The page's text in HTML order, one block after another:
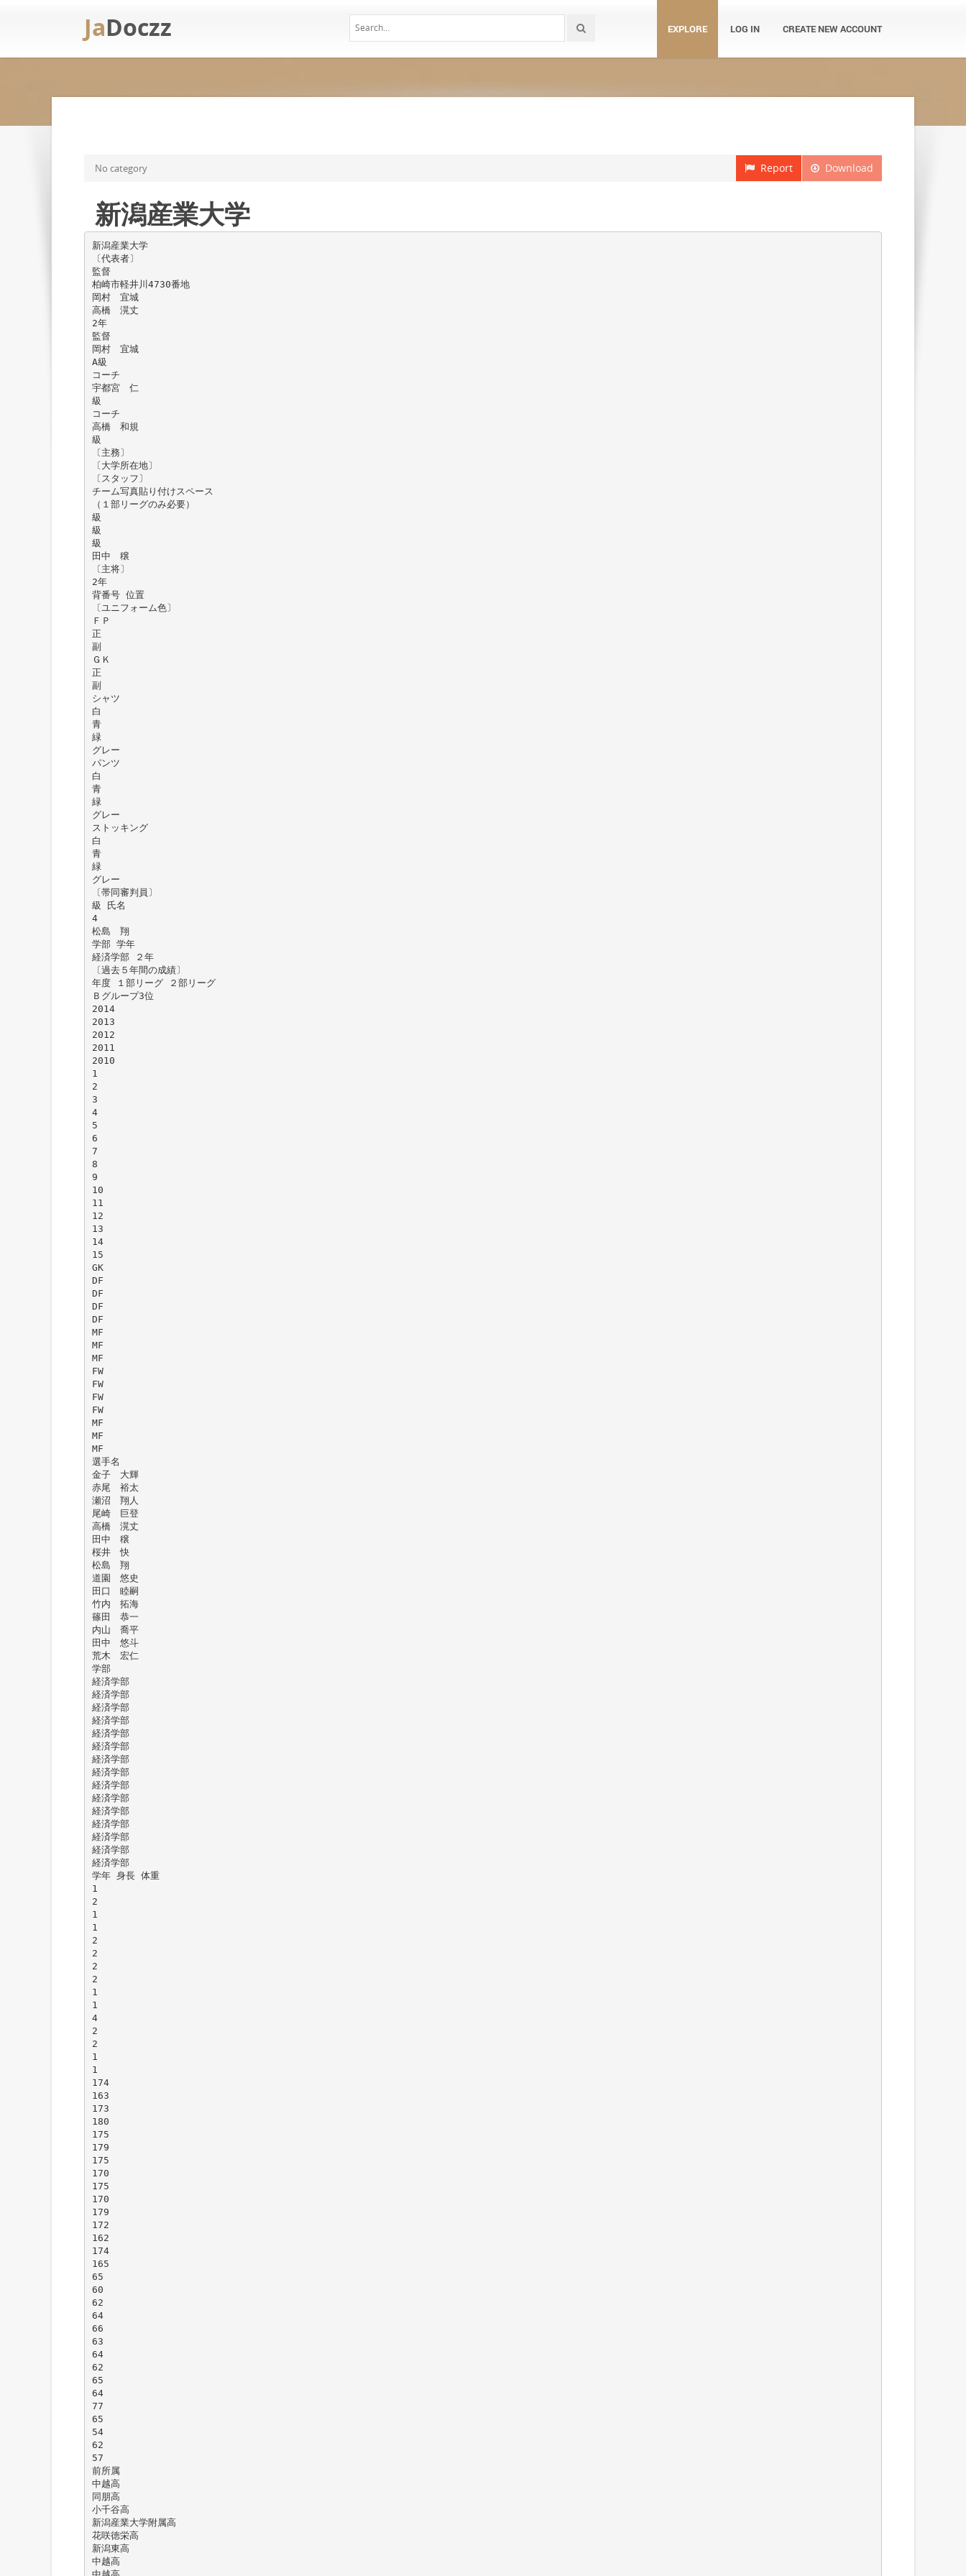
JaDoczz EXPLORE LOG IN CREATE NEW ACCOUNT
Download
Report
No category
新潟産業大学
新潟産業大学
〔代表者〕
監督
柏崎市軽井川4730番地
岡村 宜城
高橋 滉丈
2年
監督
岡村 宜城
A級
コーチ
宇都宮 仁
級
コーチ
高橋 和規
級
〔主務〕
〔大学所在地〕
〔スタッフ〕
チーム写真貼り付けスペース
（１部リーグのみ必要）
級
級
級
田中 穣
〔主将〕
2年
背番号 位置
〔ユニフォーム色〕
ＦＰ
正
副
ＧＫ
正
副
シャツ
白
青
緑
グレー
パンツ
白
青
緑
グレー
ストッキング
白
青
緑
グレー
〔帯同審判員〕
級 氏名
4
松島 翔
学部 学年
経済学部 ２年
〔過去５年間の成績〕
年度 １部リーグ ２部リーグ
Ｂグループ3位
2014
2013
2012
2011
2010
1
2
3
4
5
6
7
8
9
10
11
12
13
14
15
GK
DF
DF
DF
DF
MF
MF
MF
FW
FW
FW
FW
MF
MF
MF
選手名
金子 大輝
赤尾 裕太
瀬沼 翔人
尾崎 巨登
高橋 滉丈
田中 穣
桜井 快
松島 翔
道園 悠史
田口 睦嗣
竹内 拓海
篠田 恭一
内山 喬平
田中 悠斗
荒木 宏仁
学部
経済学部
経済学部
経済学部
経済学部
経済学部
経済学部
経済学部
経済学部
経済学部
経済学部
経済学部
経済学部
経済学部
経済学部
経済学部
学年 身長 体重
1
2
1
1
2
2
2
2
1
1
4
2
2
1
1
174
163
173
180
175
179
175
170
175
170
179
172
162
174
165
65
60
62
64
66
63
64
62
65
64
77
65
54
62
57
前所属
中越高
同朋高
小千谷高
新潟産業大学附属高
花咲徳栄高
新潟東高
中越高
中越高